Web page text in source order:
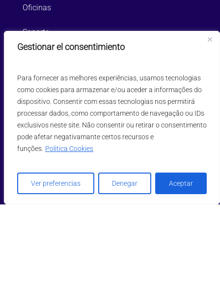
Gestionar el consentimiento
Para fornecer as melhores experiências, usamos tecnologias
como cookies para armazenar e/ou aceder a informações do
dispositivo. Consentir com essas tecnologias nos permitirá
processar dados, como comportamento de navegação ou IDs
exclusivos neste site. Não consentir ou retirar o consentimento
pode afetar negativamante certos recursos e
funções. Politica Cookies
Ver preferencias Denegar Aceptar
Oficinas
Soporte
Casos de Éxito
Personas
Enviar